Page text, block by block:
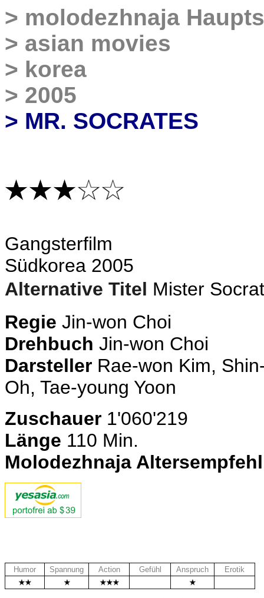
> molodezhnaja
> asian movies
> korea
> 2005
> MR. SOCRATES
Gangsterfilm
Südkorea 2005
Alternative Titel Mister
Regie Jin-won Choi
Drehbuch Jin-won Choi
Darsteller Rae-won Kim,
Oh, Tae-young Yoon
Zuschauer 1'060'219
Länge 110 Min.
Molodezhnaja
Humor Spannung Action Gefühl Anspruch
Erotik